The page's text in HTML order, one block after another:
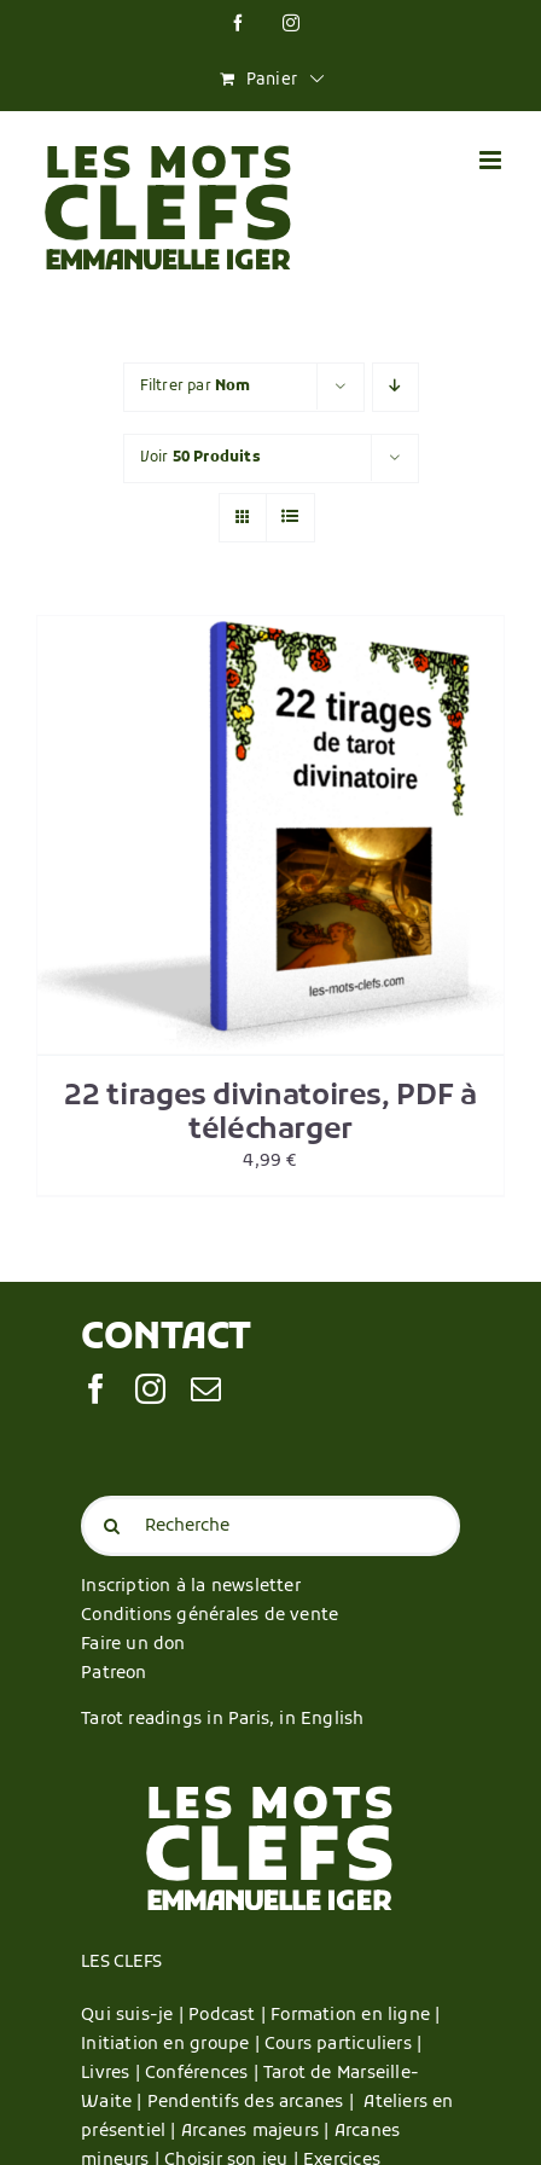
FacebookInstagram
Panier
Filtrer par Nom
Voir 50 Produits
22 tirages divinatoires, PDF à
télécharger
4,99€
CONTACT
Search
for:
Inscription à la newsletter
Conditions générales de vente
Faire un don
Patreon
Tarot readings in Paris, in English
LES CLEFS
Qui suis-je | Podcast | Formation en ligne |
Initiation en groupe |Cours particuliers |
Livres |Conférences |Tarot de Marseille-
Waite | Pendentifs des arcanes |Ateliers en
présentiel | Arcanes majeurs | Arcanes